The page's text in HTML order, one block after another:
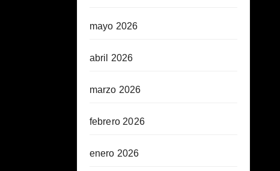
mayo 2026
abril 2026
marzo 2026
febrero 2026
enero 2026